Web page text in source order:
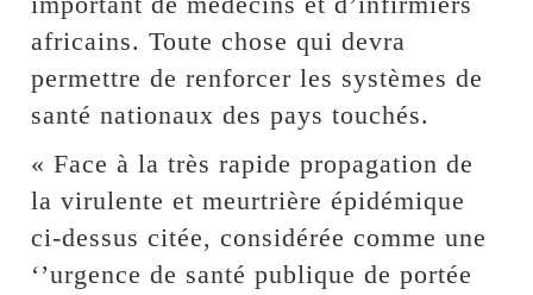
africains. Toute chose qui devra
permettre de renforcer les systèmes de
santé nationaux des pays touchés.
« Face à la très rapide propagation de
la virulente et meurtrière épidémique
ci-dessus citée, considérée comme une
‘’urgence de santé publique de portée